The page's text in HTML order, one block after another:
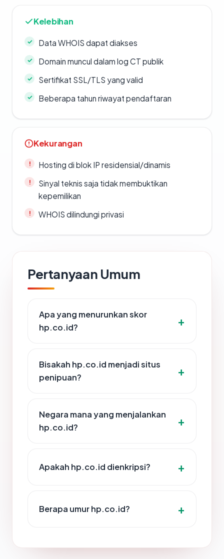
Kelebihan
Data WHOIS dapat diakses
Domain muncul dalam log CT publik
Sertifikat SSL/TLS yang valid
Beberapa tahun riwayat pendaftaran
Kekurangan
Hosting di blok IP residensial/dinamis
Sinyal teknis saja tidak membuktikan
kepemilikan
WHOIS dilindungi privasi
Pertanyaan Umum
Apa yang menurunkan skor
hp.co.id?
Bisakah hp.co.id menjadi situs
penipuan?
Negara mana yang menjalankan
hp.co.id?
Apakah hp.co.id dienkripsi?
Berapa umur hp.co.id?